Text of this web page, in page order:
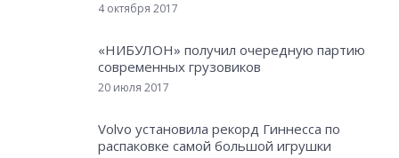
4 октября 2017
«НИБУЛОН» получил очередную партию
современных грузовиков
20 июля 2017
Volvo установила рекорд Гиннесса по
распаковке самой большой игрушки